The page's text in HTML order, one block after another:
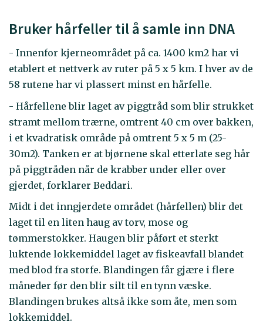
Bruker hårfeller til å samle inn DNA
- Innenfor kjerneområdet på ca. 1400 km2 har vi
etablert et nettverk av ruter på 5 x 5 km. I hver av de
58 rutene har vi plassert minst en hårfelle.
- Hårfellene blir laget av piggtråd som blir strukket
stramt mellom trærne, omtrent 40 cm over bakken,
i et kvadratisk område på omtrent 5 x 5 m (25-
30m2). Tanken er at bjørnene skal etterlate seg hår
på piggtråden når de krabber under eller over
gjerdet, forklarer Beddari.
Midt i det inngjerdete området (hårfellen) blir det
laget til en liten haug av torv, mose og
tømmerstokker. Haugen blir påført et sterkt
luktende lokkemiddel laget av fiskeavfall blandet
med blod fra storfe. Blandingen får gjære i flere
måneder før den blir silt til en tynn væske.
Blandingen brukes altså ikke som åte, men som
lokkemiddel.